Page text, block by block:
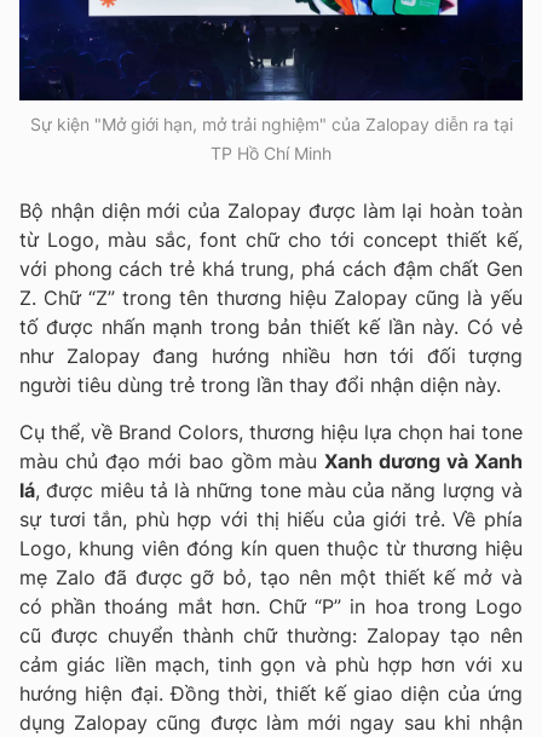
Sự kiện "Mở giới hạn, mở trải nghiệm" của Zalopay diễn ra tại
TP Hồ Chí Minh
Bộ nhận diện mới của Zalopay được làm lại hoàn toàn
từ Logo, màu sắc, font chữ cho tới concept thiết kế,
với phong cách trẻ khá trung, phá cách đậm chất Gen
Z. Chữ “Z” trong tên thương hiệu Zalopay cũng là yếu
tố được nhấn mạnh trong bản thiết kế lần này. Có vẻ
như Zalopay đang hướng nhiều hơn tới đối tượng
người tiêu dùng trẻ trong lần thay đổi nhận diện này.
Cụ thể, về Brand Colors, thương hiệu lựa chọn hai tone
màu chủ đạo mới bao gồm màuXanh dương và Xanh
lá, được miêu tả là những tone màu của năng lượng và
sự tươi tắn, phù hợp với thị hiếu của giới trẻ. Về phía
Logo, khung viên đóng kín quen thuộc từ thương hiệu
mẹ Zalo đã được gỡ bỏ, tạo nên một thiết kế mở và
có phần thoáng mắt hơn. Chữ “P” in hoa trong Logo
cũ được chuyển thành chữ thường: Zalopay tạo nên
cảm giác liền mạch, tinh gọn và phù hợp hơn với xu
hướng hiện đại. Đồng thời, thiết kế giao diện của ứng
dụng Zalopay cũng được làm mới ngay sau khi nhận